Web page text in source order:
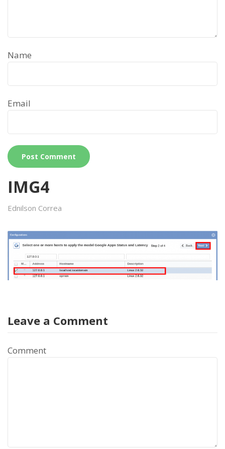
Name
Email
IMG4
Ednilson Correa
Leave a Comment
Comment